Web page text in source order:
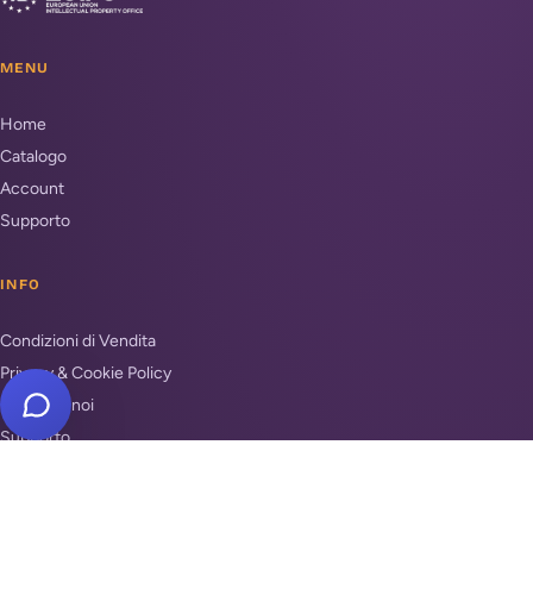
MENU
Home
Catalogo
Account
Supporto
INFO
Condizioni di Vendita
Privacy & Cookie Policy
Unisciti a noi
Supporto